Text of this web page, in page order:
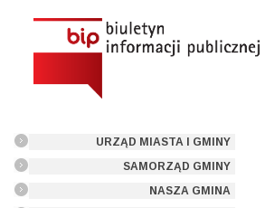
URZĄD MIASTA I GMINY
SAMORZĄD GMINY
NASZA GMINA